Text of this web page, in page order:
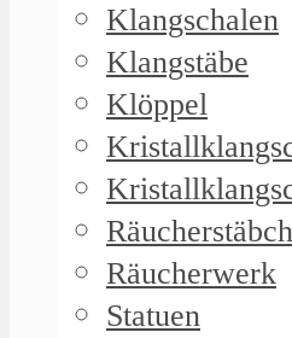
Klangschalen
Klangstäbe
Klöppel
Räucherwerk
Statuen